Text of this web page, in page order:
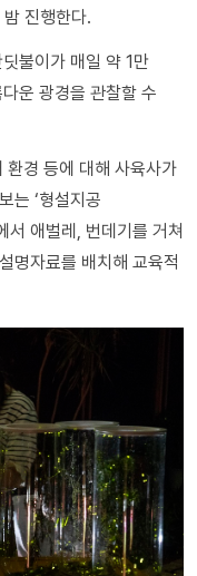
진행한다.
불이가 매일 약 1만
운 광경을 관찰할 수
환경 등에 대해 사육사가
는 ‘형설지공
애벌레, 번데기를 거쳐
명자료를 배치해 교육적